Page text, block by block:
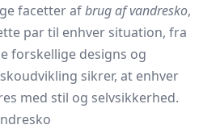
facetter afbrug af vandresko,
par til enhver situation, fra
forskellige designs og
sikrer, at enhver
med stil og selvsikkerhed.